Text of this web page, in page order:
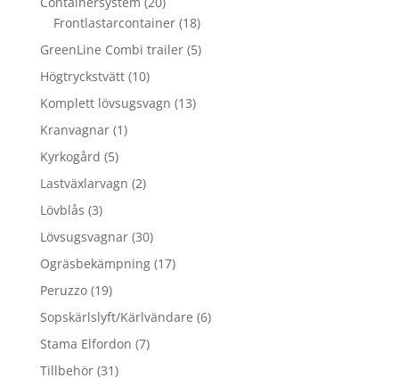
produkter
Frontlastarcontainer 1818
produkter
GreenLine Combi trailer 55
Högtryckstvätt 1010
produkter
Komplett lövsugsvagn 1313
Kranvagnar 11
Kyrkogård 55
produkter
Lastväxlarvagn 22
Lövblås 33
produkter
Lövsugsvagnar 3030
produkter
Ogräsbekämpning 1717
Peruzzo 1919
produkter
Sopskärlslyft/Kärlvändare 66
Stama Elfordon 77
Tillbehör 3131